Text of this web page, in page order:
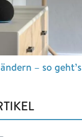
– so geht’s